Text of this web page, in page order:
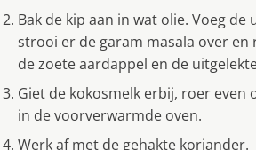
Bak de kip aan in wat olie. Voeg de
strooi er de garam masala over en
de zoete aardappel en de
Giet de kokosmelk erbij, roer even
in de voorverwarmde oven.
Werk af met de gehakte koriander.